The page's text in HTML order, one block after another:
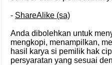
- ShareAlike (sa)
Anda dibolehkan untuk
mengkopi, menampilkan,
hasil karya si pemilik hak
persyaratan yang sesuai